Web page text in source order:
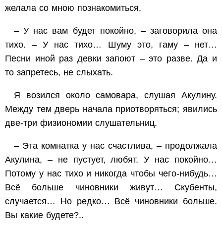
желала со мною познакомиться.
– У нас вам будет покойно, – заговорила она
тихо. – У нас тихо… Шуму это, гаму – нет…
Песни иной раз девки запоют – это разве. Да и
то запретесь, не слыхать.
Я возился около самовара, слушая Акулину.
Между тем дверь начала приотворяться; явились
две-три физиономии слушательниц.
– Эта комнатка у нас счастлива, – продолжала
Акулина, – не пустует, любят. У нас покойно…
Потому у нас тихо и никогда чтобы чего-нибудь…
Всё больше чиновники живут… Скубенты,
случается… Но редко… Всё чиновники больше.
Вы какие будете?..